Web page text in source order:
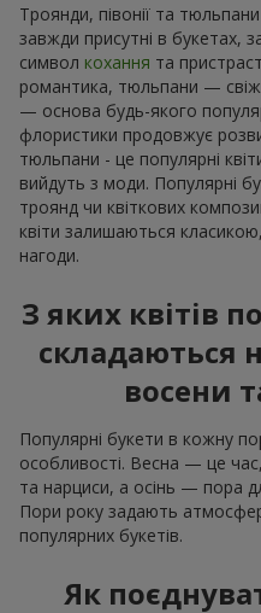
Троянди, півонії та
завжди присутні в букетах,
символ кохання та
романтика, тюльпани —
— основа будь-якого
флористики продовжує
тюльпани - це популярні
вийдуть з моди. Популярні
троянд чи квіткових
квіти залишаються
нагоди.
З яких квітів
складаються
восени
Популярні букети в кожну
особливості. Весна — це
та нарциси, а осінь — пора
Пори року задають
популярних букетів.
Як